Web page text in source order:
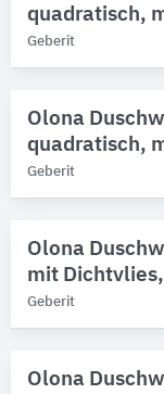
quadratisch,
Geberit
Olona
quadratisch,
Geberit
Olona
mit
Geberit
Olona